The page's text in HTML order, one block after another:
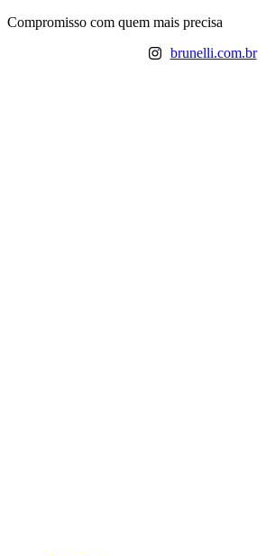
Ir
Compromisso com quem mais precisa
brunelli.com.br